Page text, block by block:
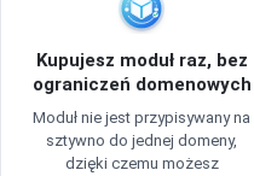
Kupujesz moduł raz, bez
ograniczeń domenowych
Moduł nie jest przypisywany na
sztywno do jednej domeny,
dzięki czemu możesz